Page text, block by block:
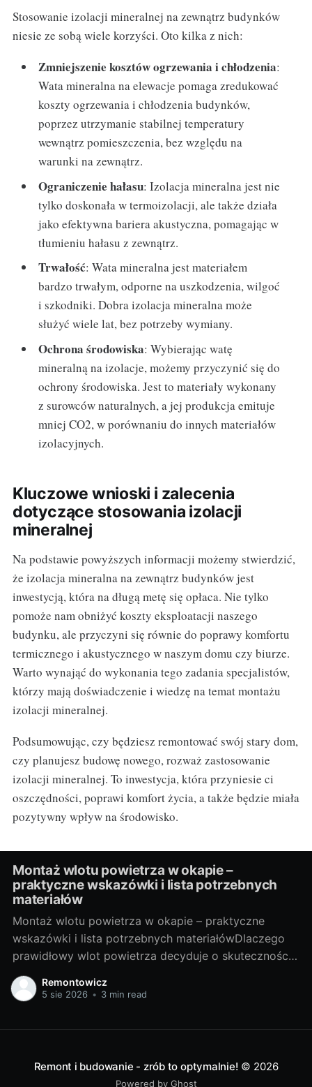
Stosowanie izolacji mineralnej na zewnątrz budynków
niesie ze sobą wiele korzyści. Oto kilka z nich:
Zmniejszenie kosztów ogrzewania i chłodzenia:
Wata mineralna na elewacje pomaga zredukować
koszty ogrzewania i chłodzenia budynków,
poprzez utrzymanie stabilnej temperatury
wewnątrz pomieszczenia, bez względu na
warunki na zewnątrz.
Ograniczenie hałasu: Izolacja mineralna jest nie
tylko doskonała w termoizolacji, ale także działa
jako efektywna bariera akustyczna, pomagając w
tłumieniu hałasu z zewnątrz.
Trwałość: Wata mineralna jest materiałem
bardzo trwałym, odporne na uszkodzenia, wilgoć
i szkodniki. Dobra izolacja mineralna może
służyć wiele lat, bez potrzeby wymiany.
Ochrona środowiska: Wybierając watę
mineralną na izolacje, możemy przyczynić się do
ochrony środowiska. Jest to materiały wykonany
z surowców naturalnych, a jej produkcja emituje
mniej CO2, w porównaniu do innych materiałów
izolacyjnych.
Kluczowe wnioski i zalecenia
dotyczące stosowania izolacji
mineralnej
Na podstawie powyższych informacji możemy stwierdzić,
że izolacja mineralna na zewnątrz budynków jest
inwestycją, która na długą metę się opłaca. Nie tylko
pomoże nam obniżyć koszty eksploatacji naszego
budynku, ale przyczyni się równie do poprawy komfortu
termicznego i akustycznego w naszym domu czy biurze.
Warto wynająć do wykonania tego zadania specjalistów,
którzy mają doświadczenie i wiedzę na temat montażu
izolacji mineralnej.
Podsumowując, czy będziesz remontować swój stary dom,
czy planujesz budowę nowego, rozważ zastosowanie
izolacji mineralnej. To inwestycja, która przyniesie ci
oszczędności, poprawi komfort życia, a także będzie miała
pozytywny wpływ na środowisko.
Montaż wlotu powietrza w okapie –
praktyczne wskazówki i lista potrzebnych
materiałów
Montaż wlotu powietrza w okapie – praktyczne
wskazówki i lista potrzebnych materiałówDlaczego
prawidłowy wlot powietrza decyduje o skuteczności
okapuOkap kuchenny jest tak dobry, jak dopływ
świeżego powietrza do pomieszczenia. Gdy
i zapachy krążą po domu. Wlot powietrza (nawiew)
Remontowicz
5 sie 2026 • 3 min read
Remont i budowanie - zrób to optymalnie! © 2026
Powered by Ghost